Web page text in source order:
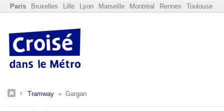
Paris Bruxelles Lille Lyon Marseille Montréal Rennes Toulouse
Tramway Gargan